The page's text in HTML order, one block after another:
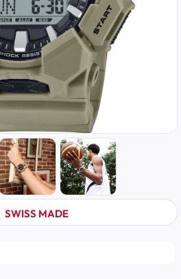
SWISS MADE